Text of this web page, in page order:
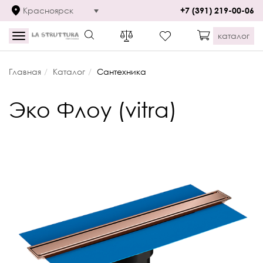
Красноярск +7 (391) 219-00-06
Toggle
navigation
каталог
Главная Каталог Сантехника
Эко Флоу (vitra)